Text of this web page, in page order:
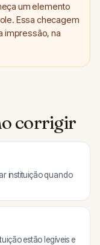
um elemento
Essa checagem
impressão, na
corrigir
instituição quando
estão legíveis e